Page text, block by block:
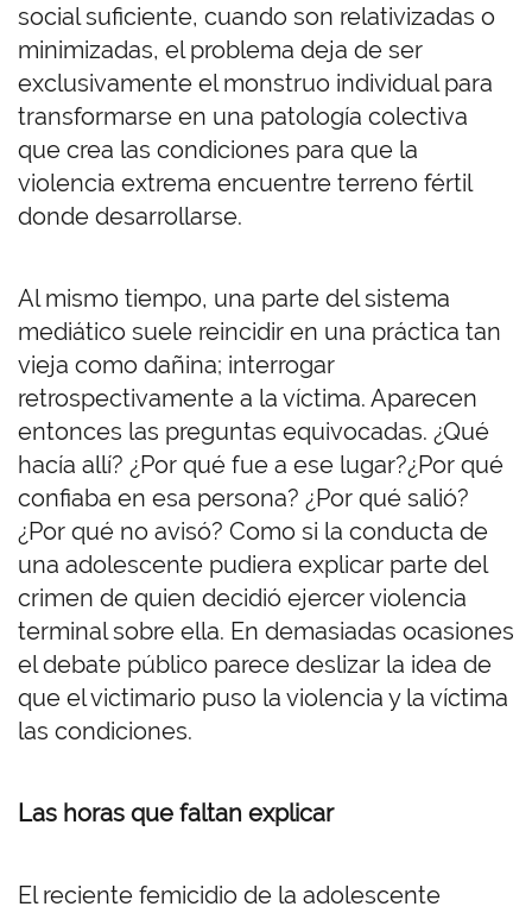
social suficiente, cuando son relativizadas o
minimizadas, el problema deja de ser
exclusivamente el monstruo individual para
transformarse en una patología colectiva
que crea las condiciones para que la
violencia extrema encuentre terreno fértil
donde desarrollarse.
Al mismo tiempo, una parte del sistema
mediático suele reincidir en una práctica tan
vieja como dañina; interrogar
retrospectivamente a la víctima. Aparecen
entonces las preguntas equivocadas. ¿Qué
hacía allí? ¿Por qué fue a ese lugar?¿Por qué
confiaba en esa persona? ¿Por qué salió?
¿Por qué no avisó? Como si la conducta de
una adolescente pudiera explicar parte del
crimen de quien decidió ejercer violencia
terminal sobre ella. En demasiadas ocasiones
el debate público parece deslizar la idea de
que el victimario puso la violencia y la víctima
las condiciones.
Las horas que faltan explicar
El reciente femicidio de la adolescente